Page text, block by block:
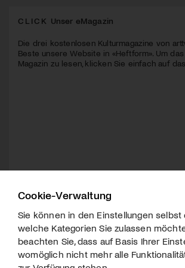
CLICK Unser eMagazin
Die drei kostenlosen Kulturmagazine von
Beste unsere Website in «Heftform». Um
Magazin zu lesen, klicken Sie einfach auf
Cookie-Verwaltung
Sie können in den Einstellungen selbst
welche Kategorien Sie zulassen
beachten Sie, dass auf Basis Ihrer
womöglich nicht mehr alle